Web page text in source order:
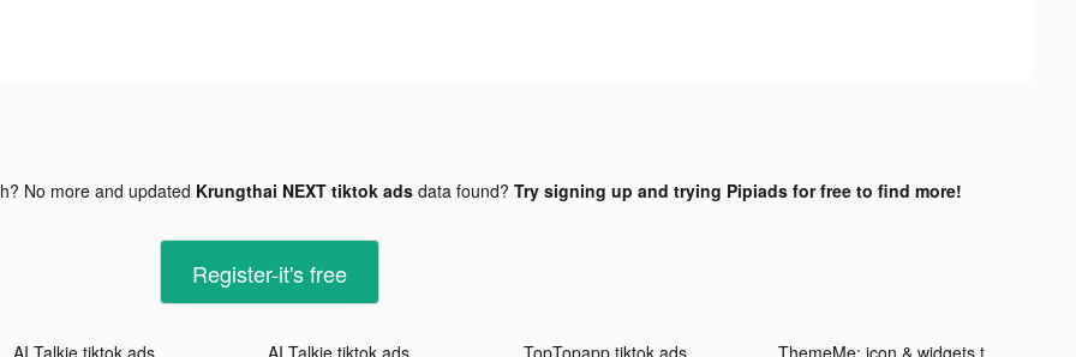
No more and updated Krungthai NEXT tiktok adsdata found? Try signing up and trying Pipiads for free to find more!
Register-it's free
AI Talkie tiktok ads AI Talkie tiktok ads TopTopapp tiktok ads ThemeMe: icon & widgets tiktok ads